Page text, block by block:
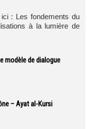
: Les fondements du
à la lumière de
modèle de dialogue
– Ayat al-Kursi